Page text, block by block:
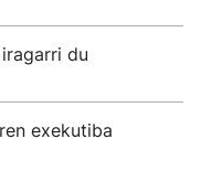
du
exekutiba